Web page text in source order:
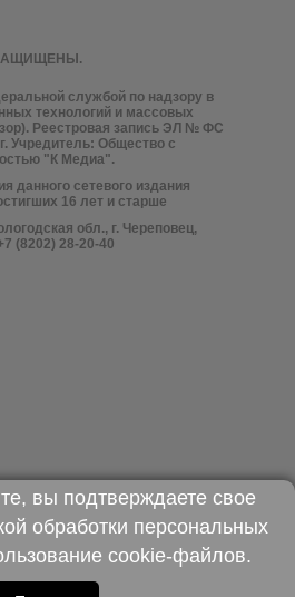
ЗАЩИЩЕНЫ.
службой по надзору в
технологий и массовых
Реестровая запись ЭЛ № ФС
Учредитель: Общество с
"К Медиа".
данного сетевого издания
16 лет и старше
обл., г. Череповец,
(8202) 28-20-40
вы подтверждаете свое
обработки персональных
cookie-файлов.